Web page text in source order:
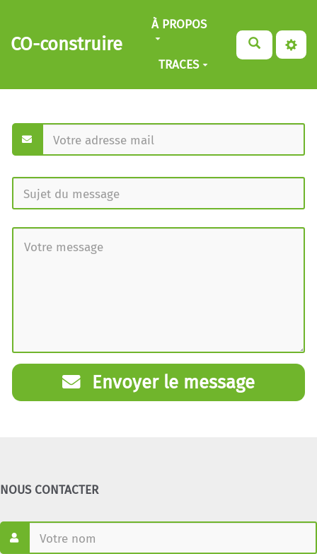
Aller au contenu principal
CO-construire
À PROPOS
TRACES
Envoyer le message
NOUS CONTACTER